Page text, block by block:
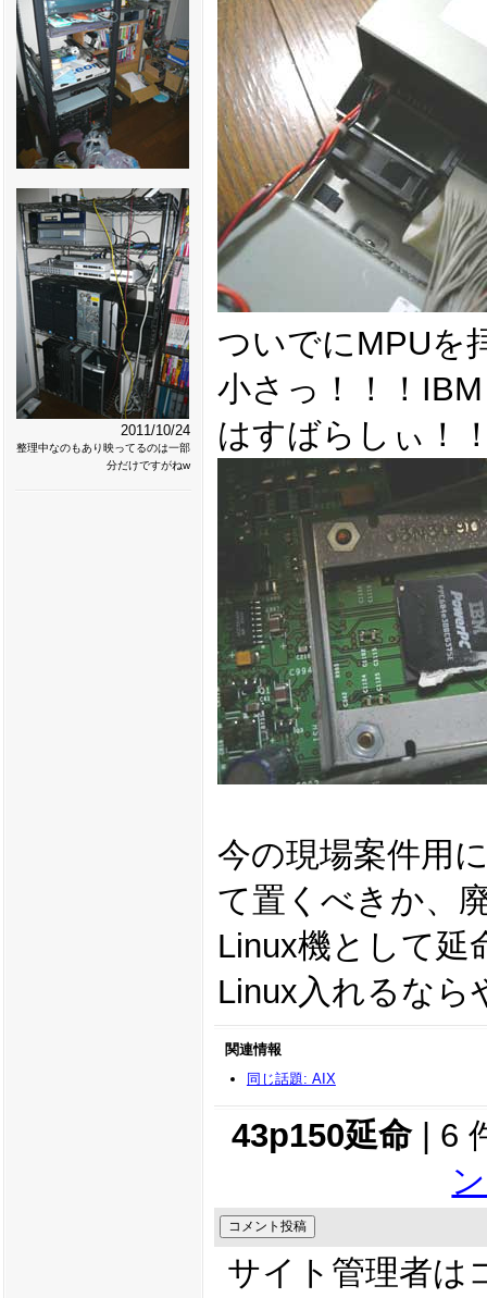
2011/10/24
整理中なのもあり映ってるのは一部
分だけですがねw
ついでにMPUを
小さっ！！！
はすばらしぃ！
今の現場案件用
て置くべきか、
Linux機として延
Linux入れるなら
関連情報
同じ話題: AIX
43p150延命| 6
サイト管理者は